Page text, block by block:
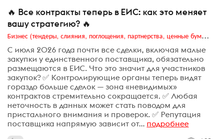
🔥 Все контракты теперь в ЕИС: как это меняет
вашу стратегию? 🔥
Бизнес (тендеры, слияния, поглощения, партнерства, ценные бумаги, акционеры, финансы и отчетность)
С июля 2026 года почти все сделки, включая малые
закупки у единственного поставщика, обязательно
размещаются в ЕИС. Что это значит для участников
закупок? ✅ Контролирующие органы теперь видят
гораздо больше сделок — зона «невидимых»
контрактов стремительно сокращается. ✅ Любая
неточность в данных может стать поводом для
пристального внимания и проверок. ✅ Репутация
поставщика напрямую зависит от... подробнее